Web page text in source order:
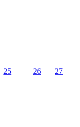
25 26 27